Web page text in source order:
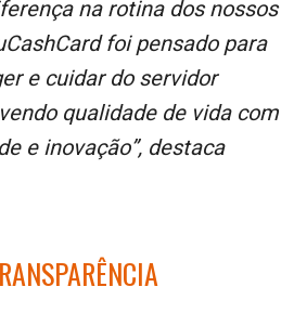
na rotina dos nossos
foi pensado para
e cuidar do servidor
qualidade de vida com
e inovação”, destaca